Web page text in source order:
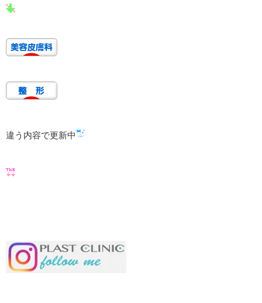
違う内容で更新中